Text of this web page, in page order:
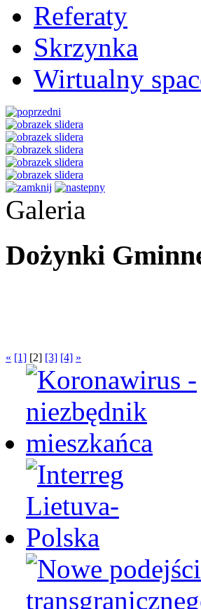
Referaty
Skrzynka
Wirtualny
Galeria
Dożynki
« [1] [2] [3] [4] »